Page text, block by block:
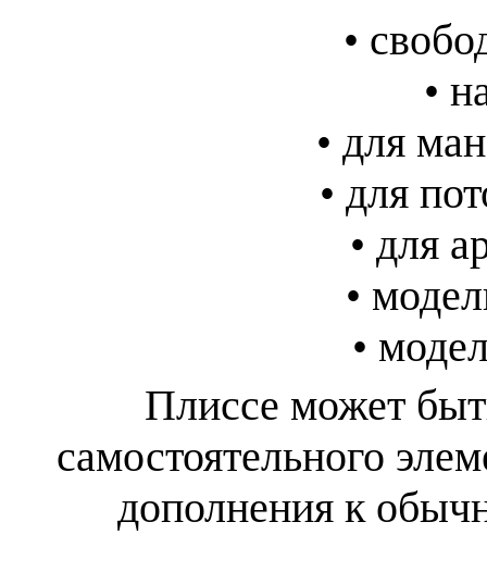
•
•
• для
• для
• для
•
•
Плиссе может
самостоятельного
дополнения к